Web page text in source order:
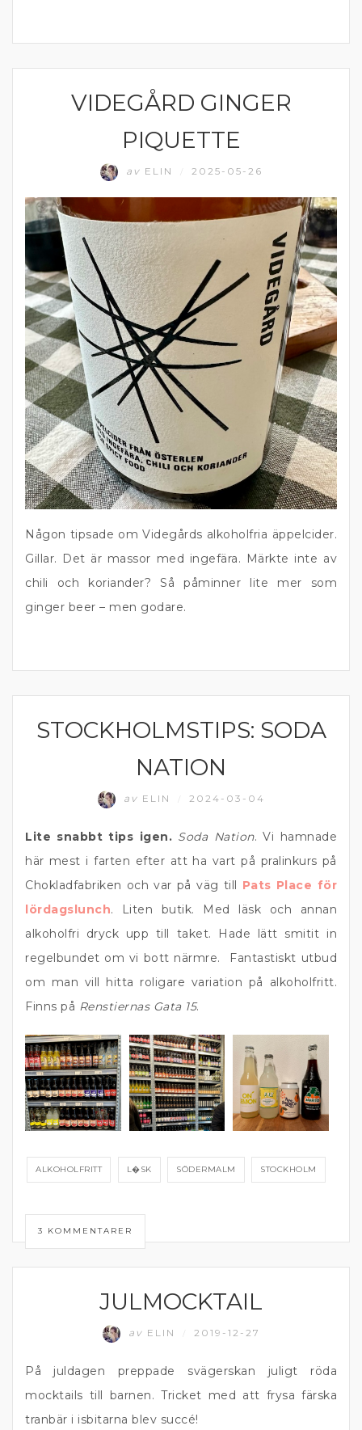
ALKOHOLFRITTVIDEGÅRD GINGER
PIQUETTE
av ELIN 2025-05-26
Någon tipsade om Videgårds alkoholfria äppelcider.
Gillar. Det är massor med ingefära. Märkte inte av
chili och koriander? Så påminner lite mer som
ginger beer – men godare.
ALKOHOLFRITT
STOCKHOLMSTIPS: SODA
NATION
av ELIN 2024-03-04
Lite snabbt tips igen. Soda Nation. Vi hamnade
här mest i farten efter att ha vart på pralinkurs på
Chokladfabriken och var på väg till Pats Place för
lördagslunch. Liten butik. Med läsk och annan
alkoholfri dryck upp till taket. Hade lätt smitit in
regelbundet om vi bott närmre. Fantastiskt utbud
om man vill hitta roligare variation på alkoholfritt.
Finns på Renstiernas Gata 15.
ALKOHOLFRITT L�SK SÖDERMALM STOCKHOLM
3 KOMMENTARER
JULMOCKTAIL
av ELIN 2019-12-27
På juldagen preppade svägerskan juligt röda
mocktails till barnen. Tricket med att frysa färska
tranbär i isbitarna blev succé!